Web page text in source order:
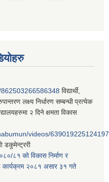
विद्यार्थी,
लक्ष्य निर्धारण सम्बन्धी प्रत्येक
२ दिने क्षमता विकास
videos/639019225124197
डकुमेन्ट्ररी
८१ को विकास निर्माण र
कार्यक्रम २०८१ असार ३१ गते